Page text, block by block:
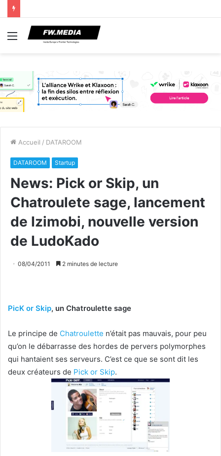
Menu
Accueil / DATAROOM
DATAROOM Startup
News: Pick or Skip, un
Chatroulete sage, lancement
de Izimobi, nouvelle version
de LudoKado
08/04/2011 2 minutes de lecture
PicK or Skip, un Chatroulette sage
Le principe de Chatroulette n’était pas mauvais, pour peu
qu’on le débarrasse des hordes de pervers polymorphes
qui hantaient ses serveurs. C’est ce que se sont dit les
deux créateurs de Pick or Skip.